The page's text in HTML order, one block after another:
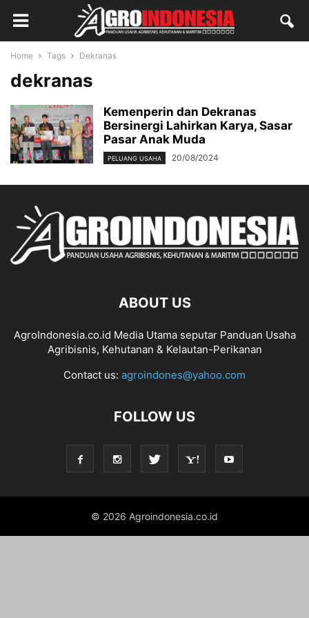
Home Tags Dekranas
dekranas
Kemenperin dan Dekranas
Bersinergi Lahirkan Karya, Sasar
Pasar Anak Muda
PELUANG USAHA 20/08/2024
ABOUT US
AgroIndonesia.co.id Media Utama seputar Panduan Usaha
Agribisnis, Kehutanan & Kelautan-Perikanan
Contact us: agroindones@yahoo.com
FOLLOW US
© 2026 Agroindonesia.co.id